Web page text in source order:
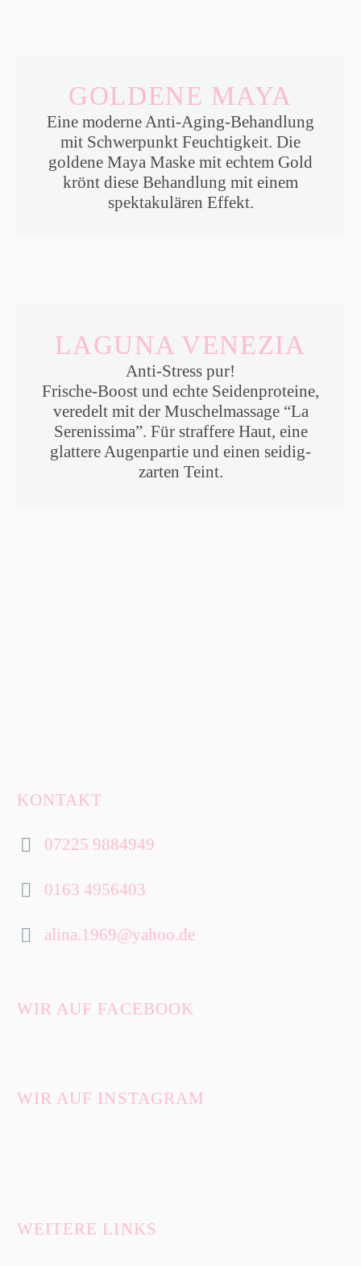
GOLDENE MAYA
Eine moderne Anti-Aging-Behandlung
mit Schwerpunkt Feuchtigkeit. Die
goldene Maya Maske mit echtem Gold
krönt diese Behandlung mit einem
spektakulären Effekt.
LAGUNA VENEZIA
Anti-Stress pur!
Frische-Boost und echte Seidenproteine,
veredelt mit der Muschelmassage “La
Serenissima”. Für straffere Haut, eine
glattere Augenpartie und einen seidig-
zarten Teint.
KONTAKT

 07225 9884949

 0163 4956403

 alina.1969@yahoo.de
WIR AUF FACEBOOK
WIR AUF INSTAGRAM
WEITERE LINKS